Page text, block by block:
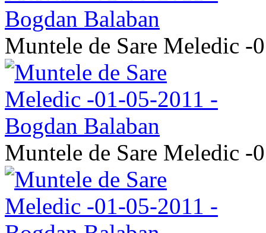
Muntele de Sare Meledic -
Muntele de Sare Meledic -